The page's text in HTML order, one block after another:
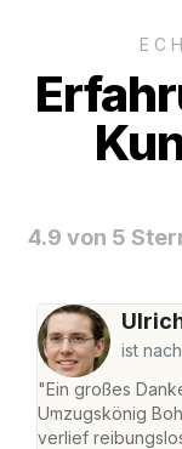
4.9 von 5
ist
"Ein großes
Umzugskönig
verlief